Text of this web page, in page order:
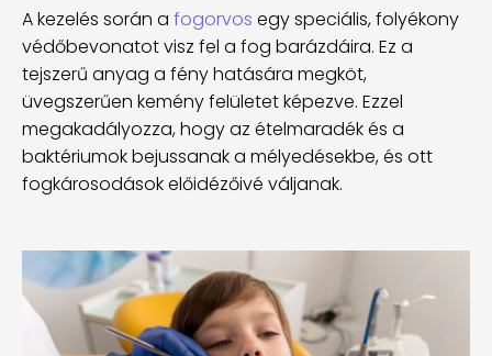
A kezelés során a fogorvos egy speciális, folyékony
védőbevonatot visz fel a fog barázdáira. Ez a
tejszerű anyag a fény hatására megköt,
üvegszerűen kemény felületet képezve. Ezzel
megakadályozza, hogy az ételmaradék és a
baktériumok bejussanak a mélyedésekbe, és ott
fogkárosodások előidézőivé váljanak.